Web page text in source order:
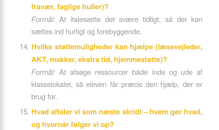
fravær, faglige huller)?
Formål:At italesætte det svære tidligt, så der kan
sættes ind hurtigt og forebyggende.
Hvilke støttemuligheder kan hjælpe (læsevejleder,
AKT, makker, ekstra tid, hjemmestøtte)?
Formål:At afsøge ressourcer både inde og ude af
klasselokalet, så eleven får præcis den hjælp, der er
brug for.
Hvad aftaler vi som næste skridt – hvem gør hvad,
og hvornår følger vi op?